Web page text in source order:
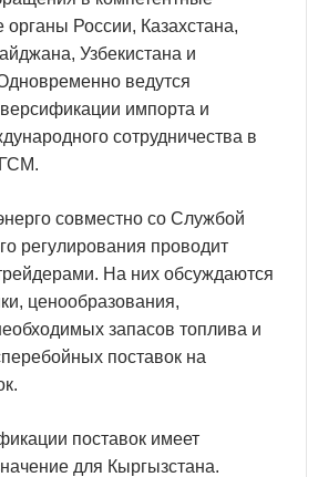
органы России, Казахстана,
Узбекистана и
ведутся
импорта и
сотрудничества в
совместно со Службой
регулирования проводит
На них обсуждаются
ценообразования,
запасов топлива и
поставок на
поставок имеет
для Кыргызстана.